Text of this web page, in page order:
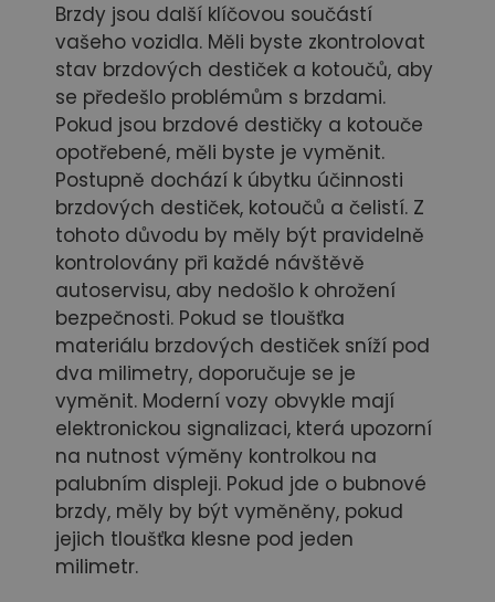
Brzdy jsou další klíčovou součástí
vašeho vozidla. Měli byste zkontrolovat
stav brzdových destiček a kotoučů, aby
se předešlo problémům s brzdami.
Pokud jsou brzdové destičky a kotouče
opotřebené, měli byste je vyměnit.
Postupně dochází k úbytku účinnosti
brzdových destiček, kotoučů a čelistí. Z
tohoto důvodu by měly být pravidelně
kontrolovány při každé návštěvě
autoservisu, aby nedošlo k ohrožení
bezpečnosti. Pokud se tloušťka
materiálu brzdových destiček sníží pod
dva milimetry, doporučuje se je
vyměnit. Moderní vozy obvykle mají
elektronickou signalizaci, která upozorní
na nutnost výměny kontrolkou na
palubním displeji. Pokud jde o bubnové
brzdy, měly by být vyměněny, pokud
jejich tloušťka klesne pod jeden
milimetr.